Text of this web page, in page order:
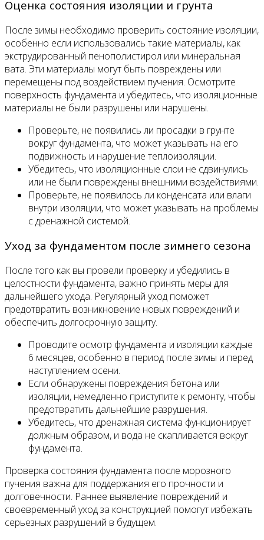
Оценка состояния изоляции и грунта
После зимы необходимо проверить состояние изоляции,
особенно если использовались такие материалы, как
экструдированный пенополистирол или минеральная
вата. Эти материалы могут быть повреждены или
перемещены под воздействием пучения. Осмотрите
поверхность фундамента и убедитесь, что изоляционные
материалы не были разрушены или нарушены.
Проверьте, не появились ли просадки в грунте
вокруг фундамента, что может указывать на его
подвижность и нарушение теплоизоляции.
Убедитесь, что изоляционные слои не сдвинулись
или не были повреждены внешними воздействиями.
Проверьте, не появилось ли конденсата или влаги
внутри изоляции, что может указывать на проблемы
с дренажной системой.
Уход за фундаментом после зимнего сезона
После того как вы провели проверку и убедились в
целостности фундамента, важно принять меры для
дальнейшего ухода. Регулярный уход поможет
предотвратить возникновение новых повреждений и
обеспечить долгосрочную защиту.
Проводите осмотр фундамента и изоляции каждые
6 месяцев, особенно в период после зимы и перед
наступлением осени.
Если обнаружены повреждения бетона или
изоляции, немедленно приступите к ремонту, чтобы
предотвратить дальнейшие разрушения.
Убедитесь, что дренажная система функционирует
должным образом, и вода не скапливается вокруг
фундамента.
Проверка состояния фундамента после морозного
пучения важна для поддержания его прочности и
долговечности. Раннее выявление повреждений и
своевременный уход за конструкцией помогут избежать
серьезных разрушений в будущем.